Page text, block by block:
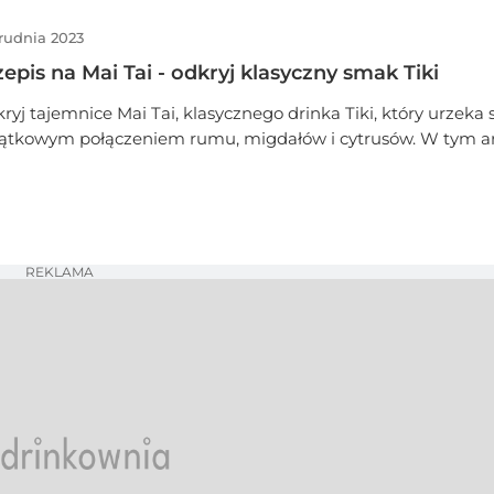
przepustka do świata pełnego barw i radości.
2023
na Mai Tai - odkryj klasyczny smak Tiki
tajemnice Mai Tai, klasycznego drinka Tiki, który urzeka
połączeniem rumu, migdałów i cytrusów. W tym
REKLAMA